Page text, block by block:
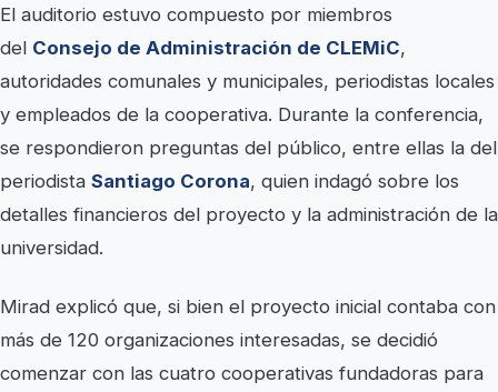
El auditorio estuvo compuesto por miembros
del Consejo de Administración de CLEMiC,
autoridades comunales y municipales, periodistas locales
y empleados de la cooperativa. Durante la conferencia,
se respondieron preguntas del público, entre ellas la del
periodista Santiago Corona, quien indagó sobre los
detalles financieros del proyecto y la administración de la
universidad.
Mirad explicó que, si bien el proyecto inicial contaba con
más de 120 organizaciones interesadas, se decidió
comenzar con las cuatro cooperativas fundadoras para